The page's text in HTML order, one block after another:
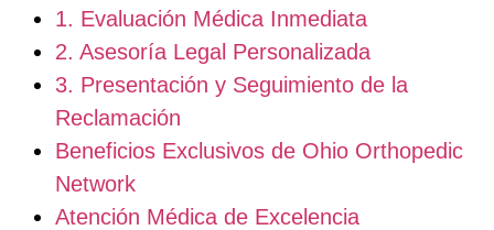
1. Evaluación Médica Inmediata
2. Asesoría Legal Personalizada
3. Presentación y Seguimiento de la
Reclamación
Beneficios Exclusivos de Ohio Orthopedic
Network
Atención Médica de Excelencia